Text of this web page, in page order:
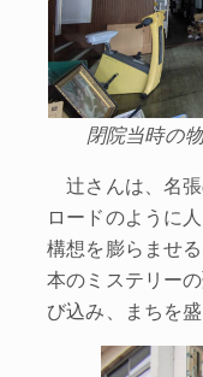
閉院当時の
辻さんは、名張
ロードのように
構想を膨らませ
本のミステリー
び込み、まちを